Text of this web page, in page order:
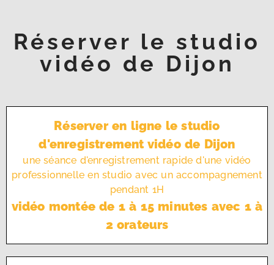
Réserver le studio
vidéo de Dijon
Réserver en ligne le studio
d'enregistrement vidéo de Dijon
une séance d'enregistrement rapide d'une vidéo
professionnelle en studio avec un accompagnement
pendant 1H
vidéo montée de 1 à 15 minutes avec 1 à
2 orateurs